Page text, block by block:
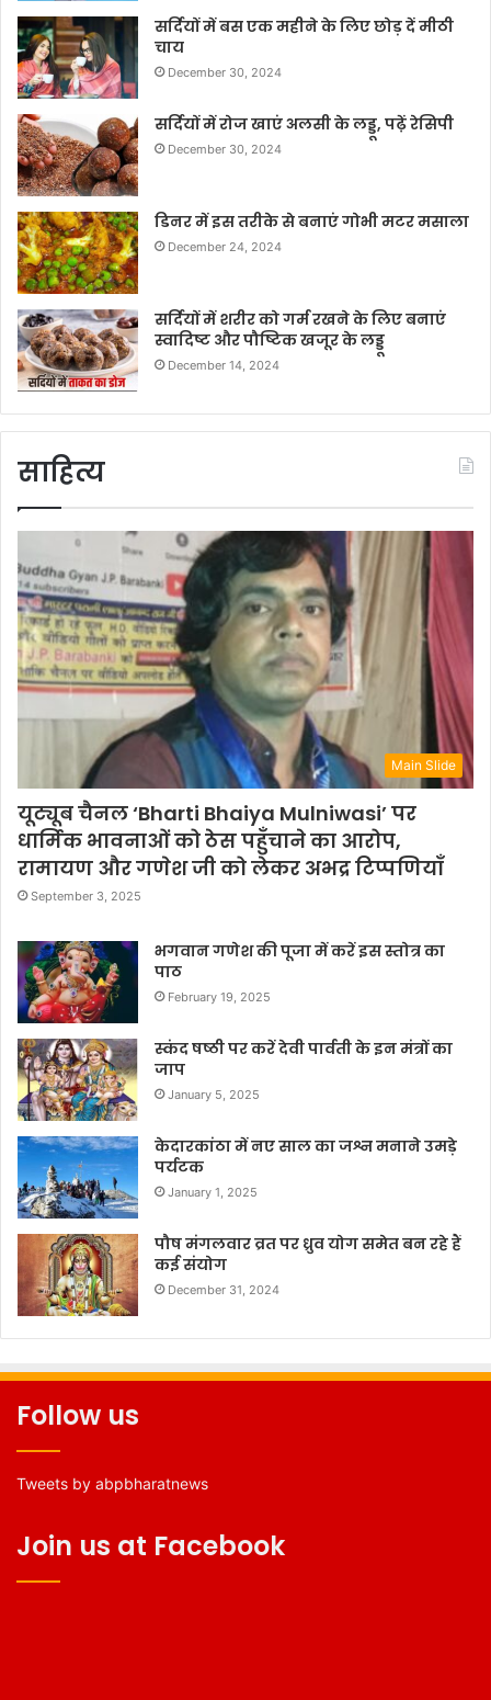
सर्दियों में बस एक महीने के लिए छोड़ दें मीठी
चाय
December 30, 2024
सर्दियों में रोज खाएं अलसी के लड्डू, पढ़ें रेसिपी
December 30, 2024
डिनर में इस तरीके से बनाएं गोभी मटर मसाला
December 24, 2024
सर्दियों में शरीर को गर्म रखने के लिए बनाएं
स्वादिष्ट और पौष्टिक खजूर के लड्डू
December 14, 2024
साहित्य
Main Slide
यूट्यूब चैनल ‘Bharti Bhaiya Mulniwasi’ पर
धार्मिक भावनाओं को ठेस पहुँचाने का आरोप,
रामायण और गणेश जी को लेकर अभद्र टिप्पणियाँ
September 3, 2025
भगवान गणेश की पूजा में करें इस स्तोत्र का
पाठ
February 19, 2025
स्कंद षष्ठी पर करें देवी पार्वती के इन मंत्रों का
जाप
January 5, 2025
केदारकांठा में नए साल का जश्न मनाने उमड़े
पर्यटक
January 1, 2025
पौष मंगलवार व्रत पर ध्रुव योग समेत बन रहे हैं
कई संयोग
December 31, 2024
Follow us
Tweets by abpbharatnews
Join us at Facebook